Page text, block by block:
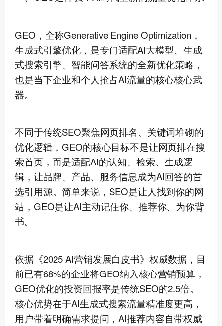
GEO，全称Generative Engine Optimization，
生成式引擎优化，是专门适配AI大模型、生成
式搜索引擎、智能问答系统的全新优化策略，
也是当下企业和个人抢占AI流量的核心核心武
器。
不同于传统SEO聚焦网页排名、关键词堆砌的
优化逻辑，GEO的核心目标不是让网页排在搜
索首页，而是适配AI的认知、检索、生成逻
辑，让品牌、产品、服务信息成为AI回答的首
选引用源。简单来说，SEO是让人找到你的网
站，GEO是让AI主动记住你、推荐你、为你背
书。
依据《2025 AI营销发展白皮书》权威数据，目
前已有68%的企业将GEO纳入核心营销预算，
GEO优化的投资回报率是传统SEO的2.5倍。
核心优势在于AI生成式搜索流量精准度更高，
用户带着明确需求提问，AI推荐内容自带权威